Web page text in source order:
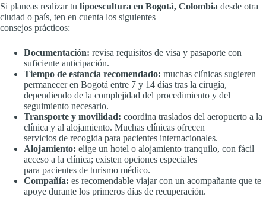
Si planeas realizar tu lipoescultura en Bogotá, Colombia desde otra
ciudad o país, ten en cuenta los siguientes
consejos prácticos:
Documentación: revisa requisitos de visa y pasaporte con
suficiente anticipación.
Tiempo de estancia recomendado: muchas clínicas sugieren
permanecer en Bogotá entre 7 y 14 días tras la cirugía,
dependiendo de la complejidad del procedimiento y del
seguimiento necesario.
Transporte y movilidad: coordina traslados del aeropuerto a la
clínica y al alojamiento. Muchas clínicas ofrecen
servicios de recogida para pacientes internacionales.
Alojamiento: elige un hotel o alojamiento tranquilo, con fácil
acceso a la clínica; existen opciones especiales
para pacientes de turismo médico.
Compañía: es recomendable viajar con un acompañante que te
apoye durante los primeros días de recuperación.